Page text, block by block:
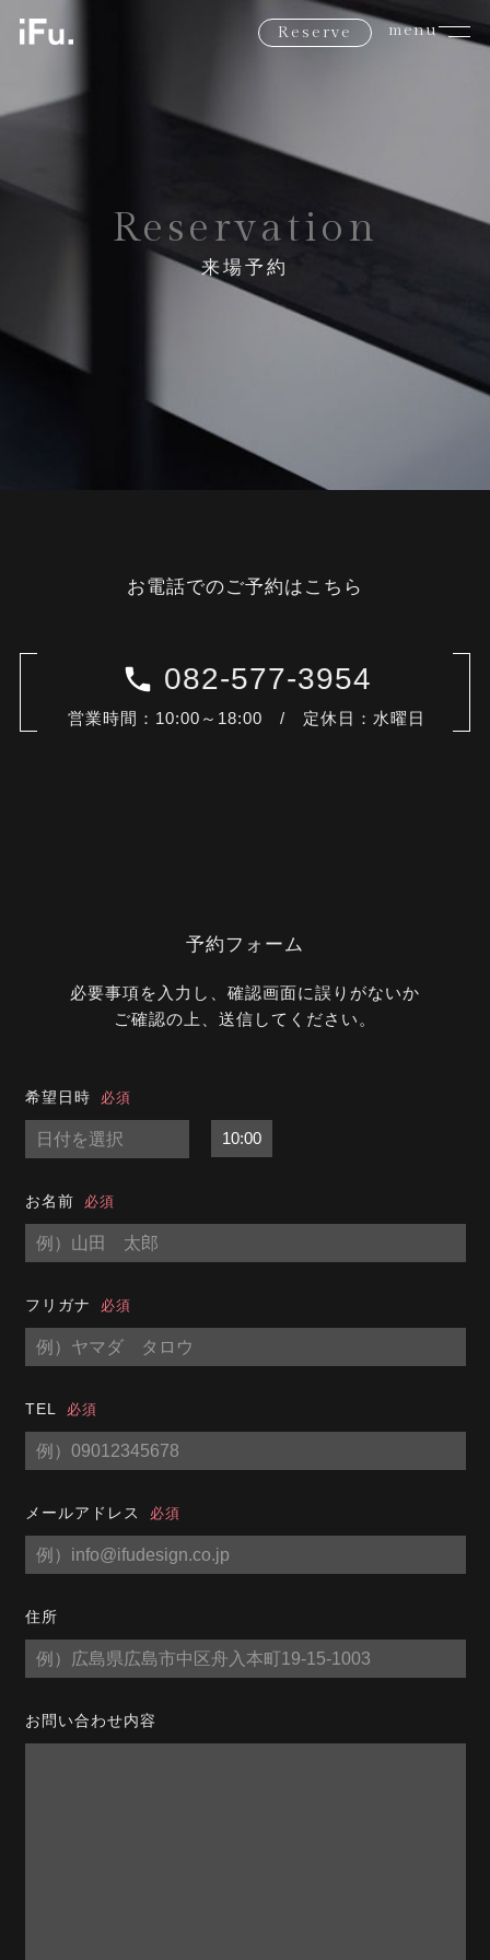
Reserve menu
Reservation
来場予約
お電話でのご予約はこちら
082-577-3954
営業時間：10:00～18:00 / 定休日：水曜日
予約フォーム
必要事項を入力し、確認画面に誤りがないか
ご確認の上、送信してください。
希望日時 必須
お名前 必須
フリガナ 必須
TEL 必須
メールアドレス 必須
住所
お問い合わせ内容